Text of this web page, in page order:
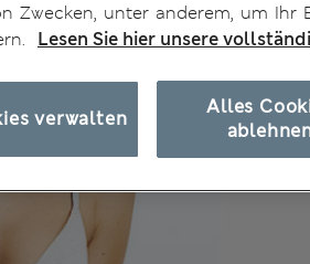
Zwecken, unter anderem, um Ihr
Lesen Sie hier unsere
Alles
verwalten